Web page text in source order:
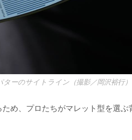
ーのサイトライン（撮影／岡沢裕行）
め、プロたちがマレット型を選ぶ